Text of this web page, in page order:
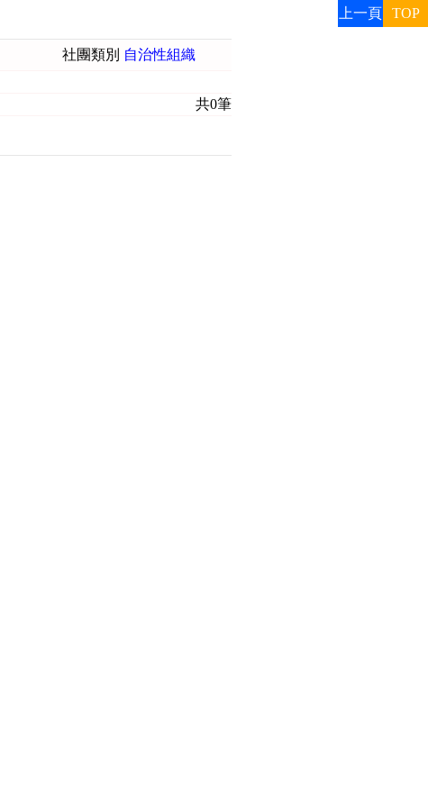
社團類別 自治性組織
共0筆
上一頁 TOP